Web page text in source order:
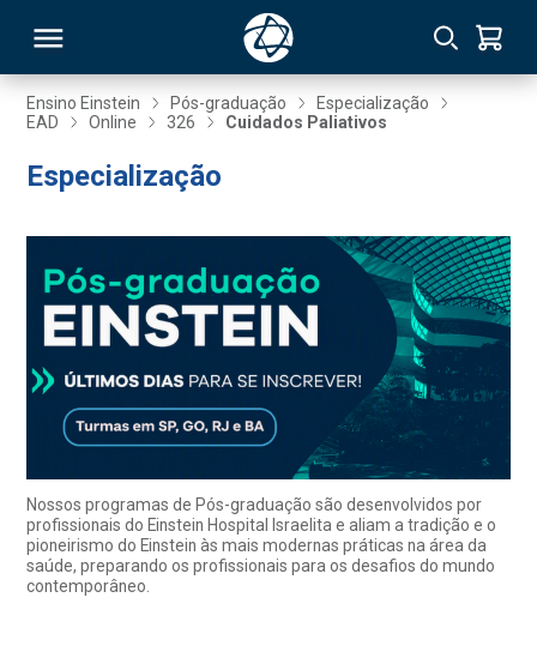
Ensino Einstein Pós-graduação
Especialização
EAD
Online 326 Cuidados Paliativos
Especialização
Nossos programas de Pós-graduação são desenvolvidos por
profissionais do Einstein Hospital Israelita e aliam a tradição e o
pioneirismo do Einstein às mais modernas práticas na área da
saúde, preparando os profissionais para os desafios do mundo
contemporâneo.